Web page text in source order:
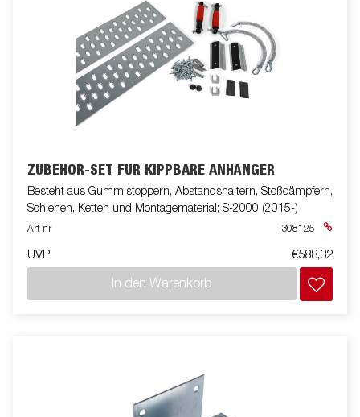
ZUBEHÖR-SET FÜR KIPPBARE ANHÄNGER
Besteht aus Gummistoppern, Abstandshaltern, Stoßdämpfern,
Schienen, Ketten und Montagematerial; S-2000 (2015-)
Art nr 308125
UVP €588,32
In den Warenkorb